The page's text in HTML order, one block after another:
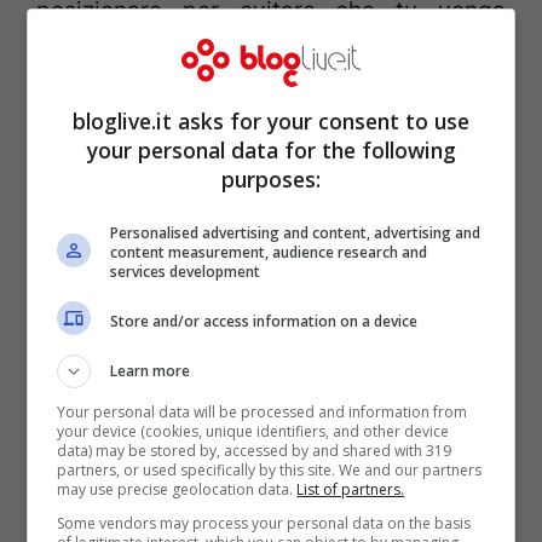
posizionare per evitare che tu venga
raggiunto dai famelici mostri.
Questa settimana, sempre per DSi, è stato
bloglive.it asks for your consent to use
your personal data for the following
purposes:
Personalised advertising and content, advertising and
content measurement, audience research and
services development
Store and/or access information on a device
Learn more
Your personal data will be processed and information from
your device (cookies, unique identifiers, and other device
data) may be stored by, accessed by and shared with 319
partners, or used specifically by this site. We and our partners
may use precise geolocation data. List of partners.
Some vendors may process your personal data on the basis